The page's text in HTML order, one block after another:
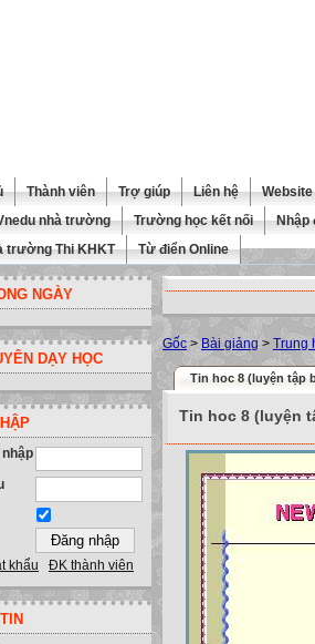
Thành viên Trợ giúp Liên hệ
nhà trường
Trường học kết nối
Nhập
trường Thi KHKT
Từ điển Online
NGÀY
DẠY HỌC
khẩu ĐK thành viên
Gốc > Bài giảng > Trung
Tin hoc 8 (luyện tập
Tin hoc 8 (luyện